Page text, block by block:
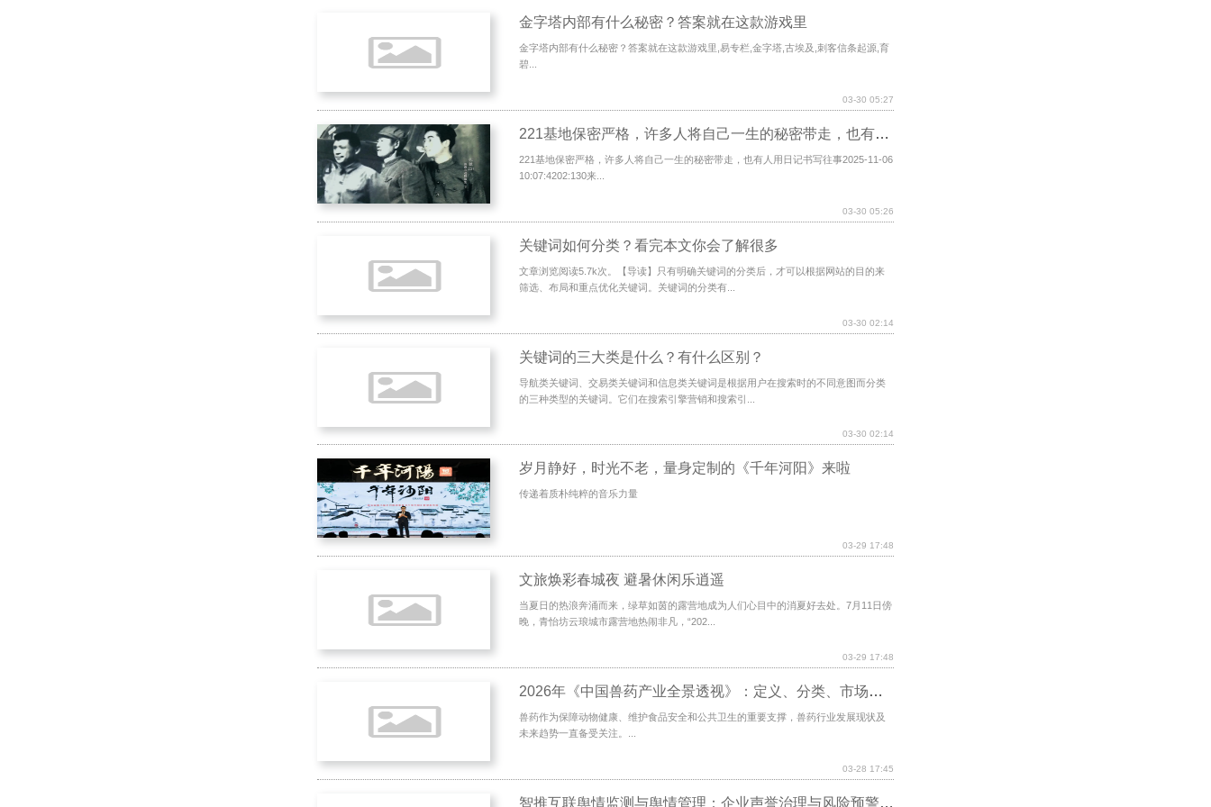
金字塔内部有什么秘密？答案就在这款游戏里
金字塔内部有什么秘密？答案就在这款游戏里,易专栏,金字塔,古埃及,刺客信条起源,育
碧...
03-30 05:27
221基地保密严格，许多人将自己一生的秘密带走，也有人用日记书写往事
221基地保密严格，许多人将自己一生的秘密带走，也有人用日记书写往事2025-11-06
10:07:4202:130来...
03-30 05:26
关键词如何分类？看完本文你会了解很多
文章浏览阅读5.7k次。【导读】只有明确关键词的分类后，才可以根据网站的目的来
筛选、布局和重点优化关键词。关键词的分类有...
03-30 02:14
关键词的三大类是什么？有什么区别？
导航类关键词、交易类关键词和信息类关键词是根据用户在搜索时的不同意图而分类
的三种类型的关键词。它们在搜索引擎营销和搜索引...
03-30 02:14
岁月静好，时光不老，量身定制的《千年河阳》来啦
传递着质朴纯粹的音乐力量
03-29 17:48
文旅焕彩春城夜 避暑休闲乐逍遥
当夏日的热浪奔涌而来，绿草如茵的露营地成为人们心目中的消夏好去处。7月11日傍
晚，青怡坊云琅城市露营地热闹非凡，“202...
03-29 17:48
2026年《中国兽药产业全景透视》：定义、分类、市场规模解析
兽药作为保障动物健康、维护食品安全和公共卫生的重要支撑，兽药行业发展现状及
未来趋势一直备受关注。...
03-28 17:45
智推互联舆情监测与舆情管理：企业声誉治理与风险预警体系中的关键